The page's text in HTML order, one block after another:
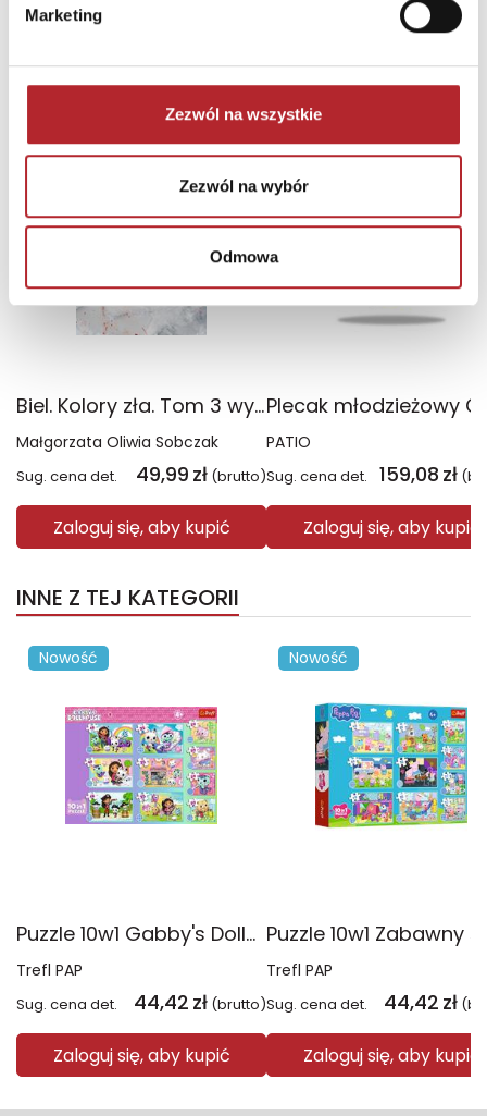
Marketing
Zezwól na wszystkie
Zezwól na wybór
Odmowa
NAJCZĘŚCIEJ KUPOWANE zobacz więcej
Wyłączność
Biel. Kolory zła. Tom 3 wyd. 2025
Małgorzata Oliwia Sobczak
Sug. cena det. 49,99 zł (brutto)
Zaloguj się, aby kupić
PATIO
Sug. cena det. 159,08 zł
Zaloguj się, aby kupić
INNE Z TEJ KATEGORII
Nowość
Puzzle 10w1 Gabby's Dollhouse Gabby i jej świat 96014
Trefl PAP
Sug. cena det. 44,42 zł (brutto)
Zaloguj się, aby kupić
Nowość
Trefl PAP
Sug. cena det. 44,42 zł
Zaloguj się, aby kupić